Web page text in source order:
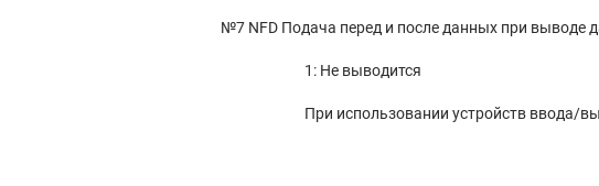
№7 NFD Подача перед и после данных при выводе
1: Не выводится
При использовании устройств ввода/